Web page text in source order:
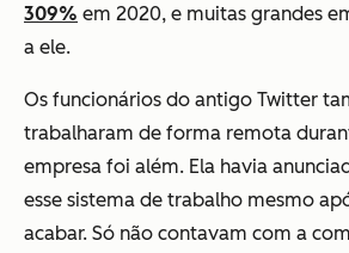
309% em 2020, e muitas grandes
a ele.
Os funcionários do antigo Twitter
trabalharam de forma remota
empresa foi além. Ela havia
esse sistema de trabalho mesmo
acabar. Só não contavam com a